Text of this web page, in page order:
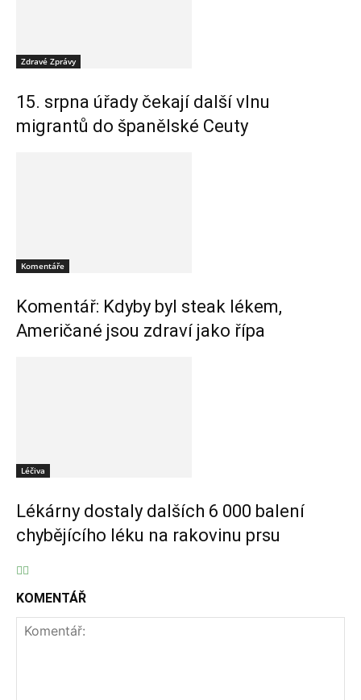
Zdravé Zprávy
15. srpna úřady čekají další vlnu
migrantů do španělské Ceuty
Komentáře
Komentář: Kdyby byl steak lékem,
Američané jsou zdraví jako řípa
Léčiva
Lékárny dostaly dalších 6 000 balení
chybějícího léku na rakovinu prsu
KOMENTÁŘ